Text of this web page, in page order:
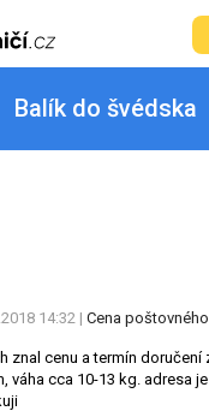
Balík do švédska
14:32 | Cena poštovného
znal cenu a termín doručení
váha cca 10-13 kg. adresa